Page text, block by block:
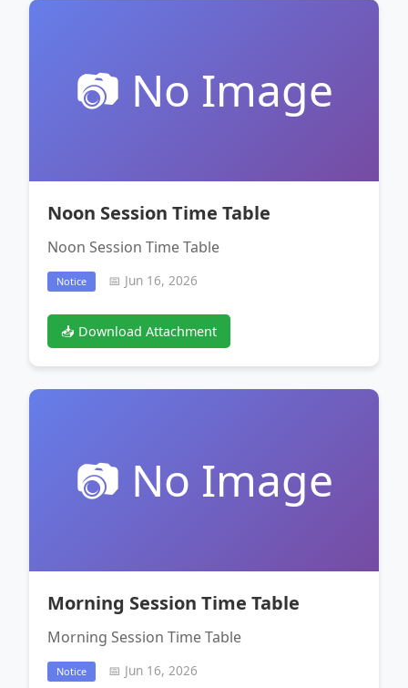
📷 No Image
Noon Session Time Table
Noon Session Time Table
Notice 📅 Jun 16, 2026
📥 Download Attachment
📷 No Image
Morning Session Time Table
Morning Session Time Table
Notice 📅 Jun 16, 2026